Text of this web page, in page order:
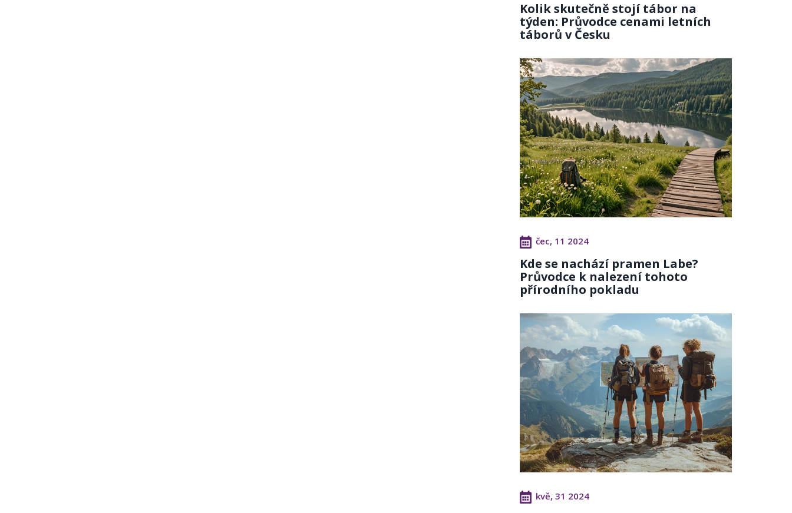
Kolik skutečně stojí tábor na
týden: Průvodce cenami letních
táborů v Česku
čec, 11 2024
Kde se nachází pramen Labe?
Průvodce k nalezení tohoto
přírodního pokladu
kvě, 31 2024